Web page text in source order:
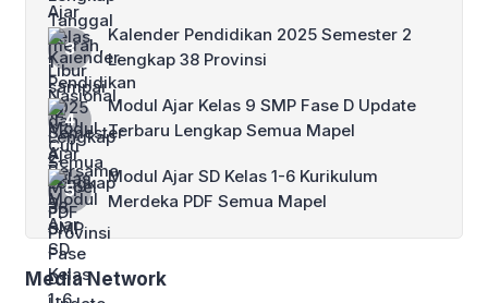
Kalender Pendidikan 2025 Semester 2
Lengkap 38 Provinsi
Modul Ajar Kelas 9 SMP Fase D Update
Terbaru Lengkap Semua Mapel
Modul Ajar SD Kelas 1-6 Kurikulum
Merdeka PDF Semua Mapel
Media Network